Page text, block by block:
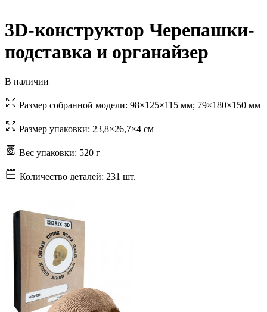
3D-конструктор Черепашки-
подставка и органайзер
В наличии
Размер собранной модели: 98×125×115 мм; 79×180×150 мм
Размер упаковки: 23,8×26,7×4 см
Вес упаковки: 520 г
Количество деталей: 231 шт.